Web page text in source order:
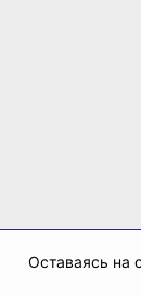
Оставаясь на